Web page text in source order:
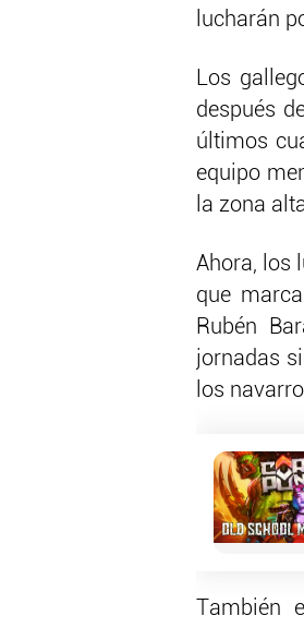
lucharán
Los
después
últimos
equipo
la zona
Ahora, los
que
Rubén
jornadas
los